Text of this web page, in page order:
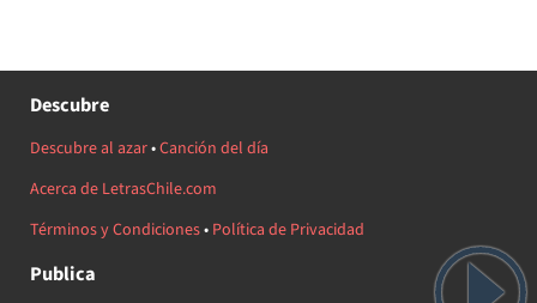
Descubre
Descubre al azar•Canción del día
Acerca de LetrasChile.com
Términos y Condiciones• Política de Privacidad
Publica